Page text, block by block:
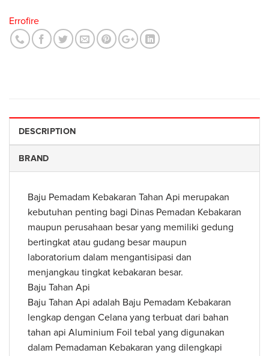
Errofire
DESCRIPTION
BRAND
Baju Pemadam Kebakaran Tahan Api merupakan
kebutuhan penting bagi Dinas Pemadan Kebakaran
maupun perusahaan besar yang memiliki gedung
bertingkat atau gudang besar maupun
laboratorium dalam mengantisipasi dan
menjangkau tingkat kebakaran besar.
Baju Tahan Api
Baju Tahan Api adalah Baju Pemadam Kebakaran
lengkap dengan Celana yang terbuat dari bahan
tahan api Aluminium Foil tebal yang digunakan
dalam Pemadaman Kebakaran yang dilengkapi